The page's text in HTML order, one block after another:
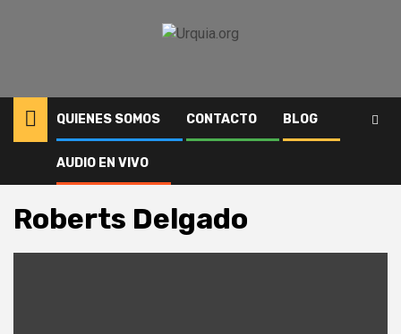
QUIENES SOMOS CONTACTO BLOG
AUDIO EN VIVO
Author Roberts Delgado
Roberts Delgado